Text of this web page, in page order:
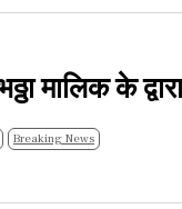
मालिक के
Breaking News